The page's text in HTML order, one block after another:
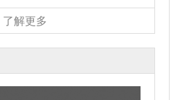
了解更多